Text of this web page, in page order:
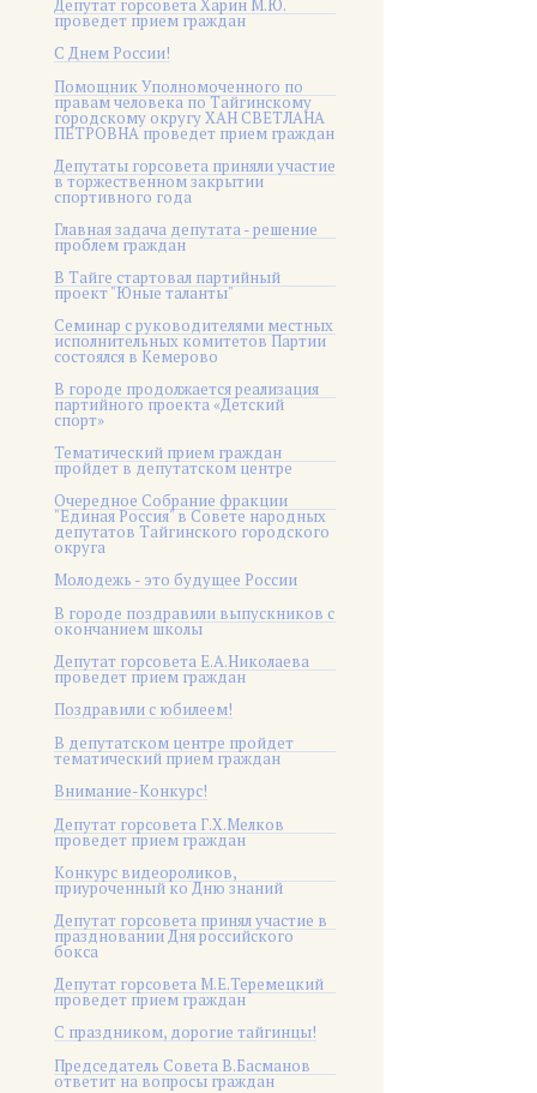
Депутат горсовета Харин М.Ю.
проведет прием граждан
С Днем России!
Помощник Уполномоченного по
правам человека по Тайгинскому
городскому округу ХАН СВЕТЛАНА
ПЕТРОВНА проведет прием граждан
Депутаты горсовета приняли участие
в торжественном закрытии
спортивного года
Главная задача депутата - решение
проблем граждан
В Тайге стартовал партийный
проект "Юные таланты"
Семинар с руководителями местных
исполнительных комитетов Партии
состоялся в Кемерово
В городе продолжается реализация
партийного проекта «Детский
спорт»
Тематический прием граждан
пройдет в депутатском центре
Очередное Собрание фракции
"Единая Россия" в Совете народных
депутатов Тайгинского городского
округа
Молодежь - это будущее России
В городе поздравили выпускников с
окончанием школы
Депутат горсовета Е.А.Николаева
проведет прием граждан
Поздравили с юбилеем!
В депутатском центре пройдет
тематический прием граждан
Внимание-Конкурс!
Депутат горсовета Г.Х.Мелков
проведет прием граждан
Конкурс видеороликов,
приуроченный ко Дню знаний
Депутат горсовета принял участие в
праздновании Дня российского
бокса
Депутат горсовета М.Е.Теремецкий
проведет прием граждан
С праздником, дорогие тайгинцы!
Председатель Совета В.Басманов
ответит на вопросы граждан